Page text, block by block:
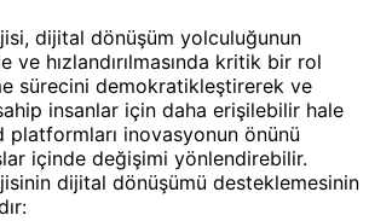
dijital dönüşüm yolculuğunun
ve hızlandırılmasında kritik bir rol
sürecini demokratikleştirerek ve
insanlar için daha erişilebilir hale
platformları inovasyonun önünü
içinde değişimi yönlendirebilir.
dijital dönüşümü desteklemesinin